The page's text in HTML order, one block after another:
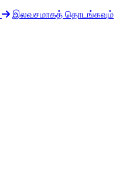
இலவசமாகத் தொடங்கவும்